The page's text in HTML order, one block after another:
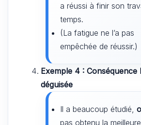
a réussi à finir son
temps.
(La fatigue ne l’a pas
empêchée de réussir.)
Exemple 4 : Conséquence
déguisée
Il a beaucoup étudié,
pas obtenu la